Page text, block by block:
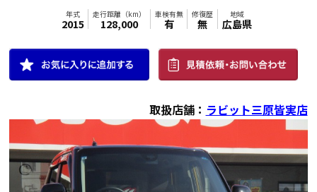
取扱店舗： ラビット三原皆実店